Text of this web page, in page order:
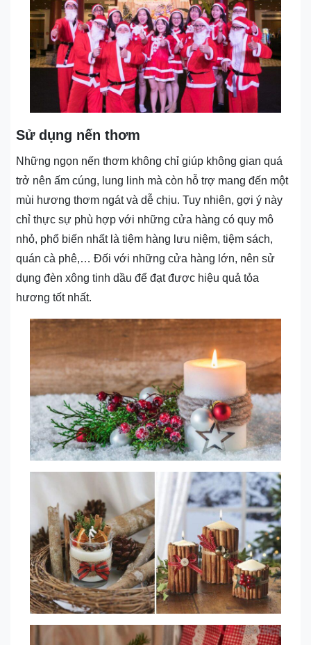
Sử dụng nến thơm
Những ngọn nến thơm không chỉ giúp không gian quá
trở nên ấm cúng, lung linh mà còn hỗ trợ mang đến một
mùi hương thơm ngát và dễ chịu. Tuy nhiên, gợi ý này
chỉ thực sự phù hợp với những cửa hàng có quy mô
nhỏ, phổ biến nhất là tiệm hàng lưu niệm, tiệm sách,
quán cà phê,… Đối với những cửa hàng lớn, nên sử
dụng đèn xông tinh dầu để đạt được hiệu quả tỏa
hương tốt nhất.